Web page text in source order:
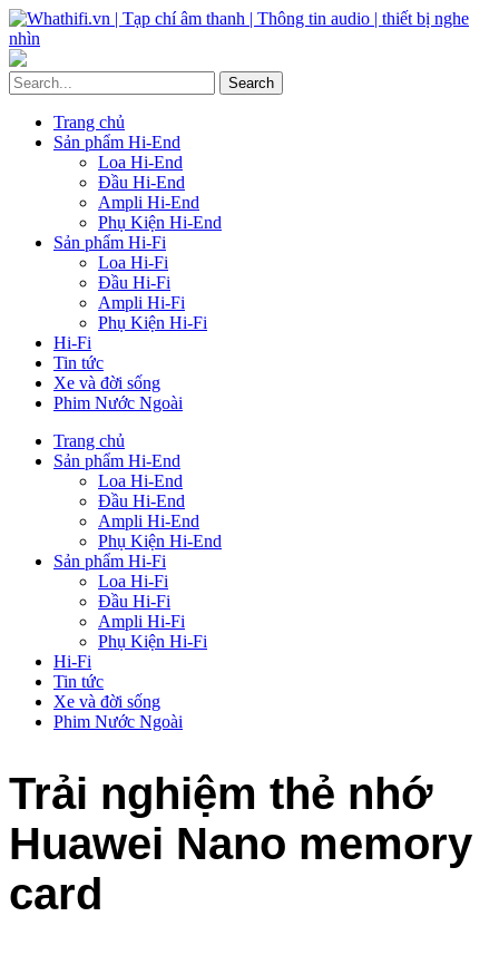
Trang chủ
Sản phẩm Hi-End
Loa Hi-End
Đầu Hi-End
Ampli Hi-End
Phụ Kiện Hi-End
Sản phẩm Hi-Fi
Loa Hi-Fi
Đầu Hi-Fi
Ampli Hi-Fi
Phụ Kiện Hi-Fi
Hi-Fi
Tin tức
Xe và đời sống
Phim Nước Ngoài
Trang chủ
Sản phẩm Hi-End
Loa Hi-End
Đầu Hi-End
Ampli Hi-End
Phụ Kiện Hi-End
Sản phẩm Hi-Fi
Loa Hi-Fi
Đầu Hi-Fi
Ampli Hi-Fi
Phụ Kiện Hi-Fi
Hi-Fi
Tin tức
Xe và đời sống
Phim Nước Ngoài
Trải nghiệm thẻ nhớ
Huawei Nano memory
card